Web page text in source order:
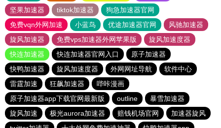
坚果加速器
tiktok加速器
狗急加速器官网
免费vqn外网加速
小蓝鸟 优途加速器官网
风驰加速器
旋风加速器
免费vps加速器外网苹果版
旋风加速度器
快连加速器
快连加速器官网入口
原子加速器
快鸭加速器
旋风加速度器 外网网址导航
软件中心
雷霆加速
狂飙加速器
哔咔漫画
原子加速器app下载官网最新版
outline
暴雪加速器
旋风加速
极光aurora加速器 赔钱机场官网
加速器旋风